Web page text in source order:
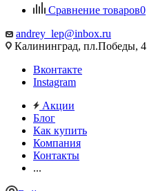
Сравнение товаров0
andrey_lep@inbox.ru
Калининград, пл.Победы, 4
Вконтакте
Instagram
Акции
Блог
Как купить
Компания
Контакты
...